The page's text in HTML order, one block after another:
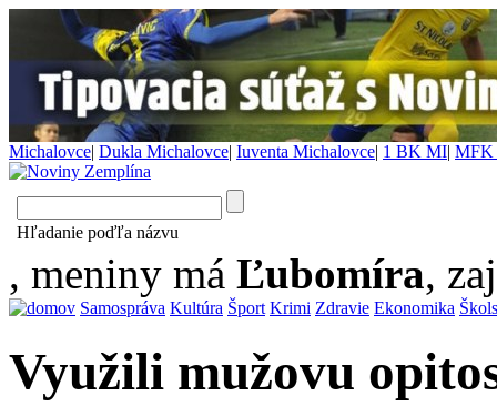
Michalovce| Dukla Michalovce| Iuventa Michalovce| 1 BK MI| MFK
Hľadanie poďľa názvu
, meniny má Ľubomíra,
Samospráva Kultúra Šport Krimi Zdravie Ekonomika
Využili mužovu